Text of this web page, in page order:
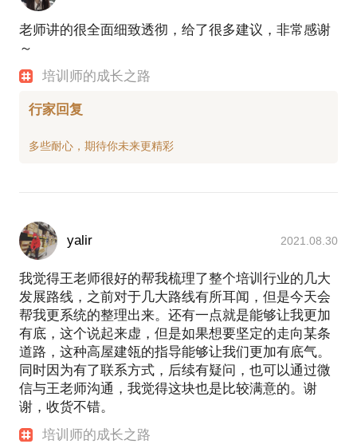
老师讲的很全面细致透彻，给了很多建议，非常感谢
～
培训师的成长之路
行家回复
yalir 2021.08.30
我觉得王老师很好的帮我梳理了整个培训行业的几大
发展路线，之前对于几大路线有所耳闻，但是今天会
帮我更系统的整理出来。还有一点就是能够让我更加
有底，这个说起来虚，但是如果想要坚定的走向某条
道路，这种高屋建瓴的指导能够让我们更加有底气。
同时因为有了联系方式，后续有疑问，也可以通过微
信与王老师沟通，我觉得这块也是比较满意的。谢
谢，收货不错。
培训师的成长之路